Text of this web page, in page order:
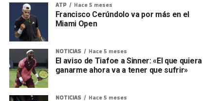
ATP Hace 5 meses
Francisco Cerúndolo va por más en el
Miami Open
NOTICIAS Hace 5 meses
El aviso de Tiafoe a Sinner: «El que quiera
ganarme ahora va a tener que sufrir»
NOTICIAS Hace 5 meses